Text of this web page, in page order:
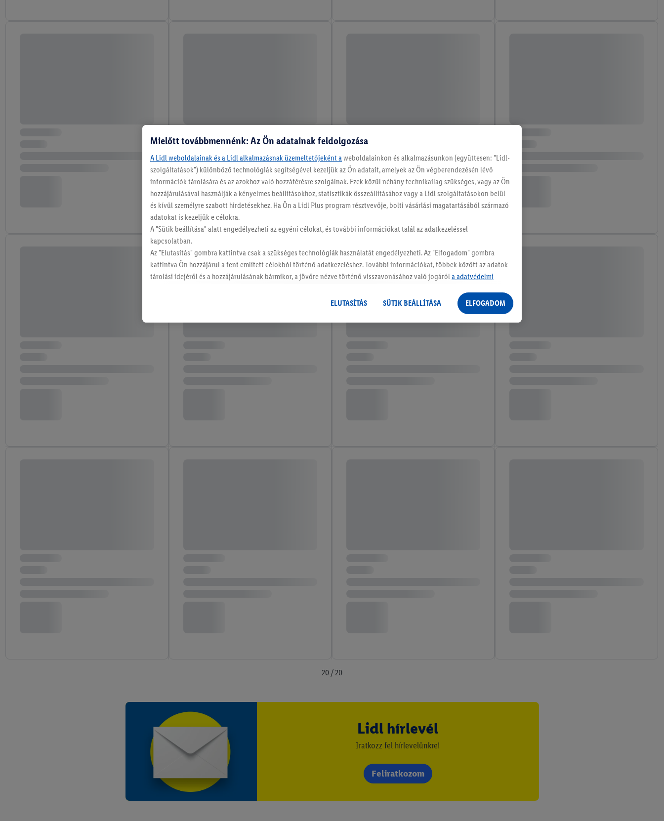
20 / 20
Lidl hírlevél
Iratkozz fel hírlevelünkre!
Feliratkozom
Mielőtt továbbmennénk: Az Ön adatainak feldolgozása
A Lidl weboldalainak és a Lidl alkalmazásnak üzemeltetőjeként a weboldalainkon és alkalmazásunkon (együttesen: "Lidl-
szolgáltatások") különböző technológiák segítségével kezeljük az Ön adatait, amelyek az Ön végberendezésén lévő
információk tárolására és az azokhoz való hozzáférésre szolgálnak. Ezek közül néhány technikailag szükséges, vagy az Ön
hozzájárulásával használják a kényelmes beállításokhoz, statisztikák összeállításához vagy a Lidl szolgáltatásokon belül
és kívül személyre szabott hirdetésekhez. Ha Ön a Lidl Plus program résztvevője, bolti vásárlási magatartásából származó
adatokat is kezeljük e célokra.
A "Sütik beállítása" alatt engedélyezheti az egyéni célokat, és további információkat talál az adatkezeléssel
kapcsolatban.
Az "Elutasítás" gombra kattintva csak a szükséges technológiák használatát engedélyezheti. Az "Elfogadom" gombra
kattintva Ön hozzájárul a fent említett célokból történő adatkezeléshez. További információkat, többek között az adatok
tárolási idejéről és a hozzájárulásának bármikor, a jövőre nézve történő visszavonásához való jogáról a adatvédelmi
ELUTASÍTÁS
SÜTIK BEÁLLÍTÁSA ELFOGADOM